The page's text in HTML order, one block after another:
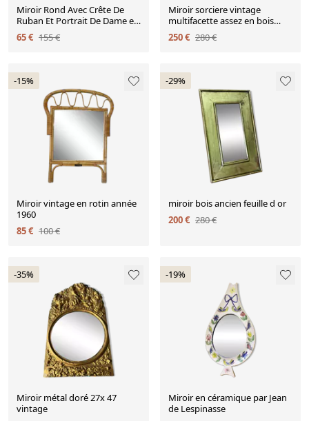
Miroir Rond Avec Crête De
Ruban Et Portrait De Dame en
Métal Doré
65 € 155 €
Miroir sorciere vintage
multifacette assez en bois
doré 1960 rare
250 € 280 €
-15%
Miroir vintage en rotin année
1960
85 € 100 €
-29%
miroir bois ancien feuille d or
200 € 280 €
-35%
Miroir métal doré 27x 47
vintage
-19%
Miroir en céramique par Jean
de Lespinasse